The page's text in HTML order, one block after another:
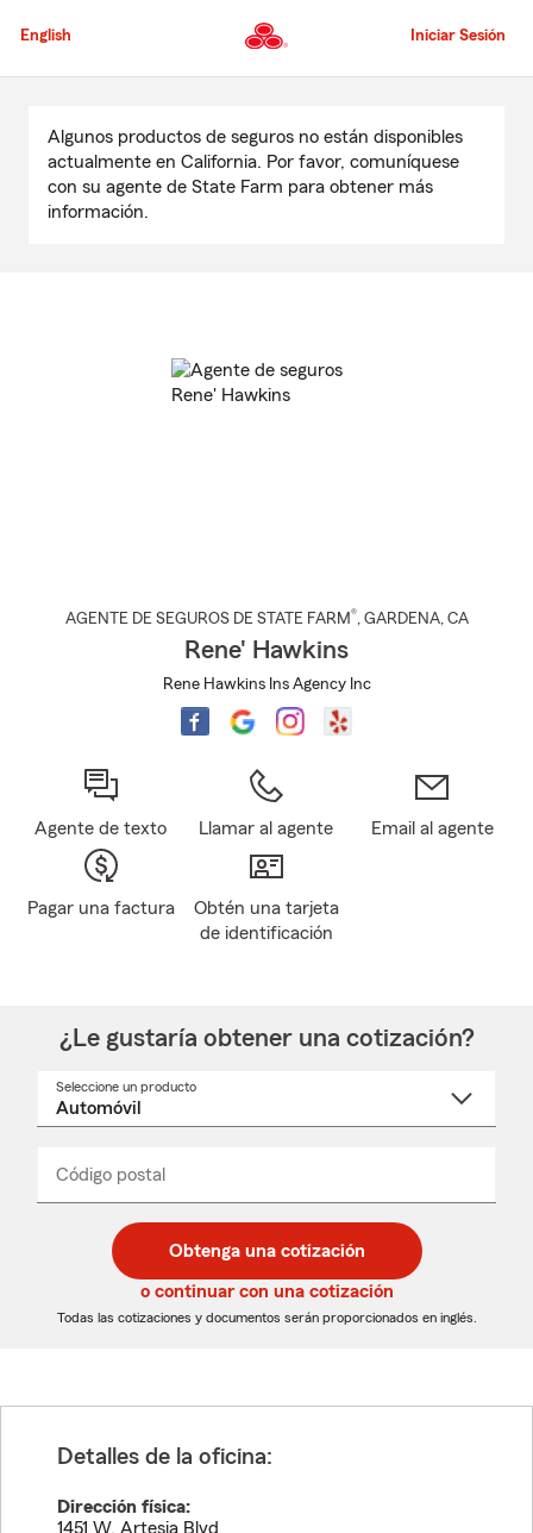
al
principal
English Iniciar Sesión
contenido
principal
Algunos productos de seguros no están disponibles
actualmente en California. Por favor, comuníquese
con su agente de State Farm para obtener más
información.
AGENTE DE SEGUROS DE STATE FARM®, GARDENA, CA
Rene' Hawkins
Rene Hawkins Ins Agency Inc
Agente de texto Llamar al agente Email al agente
Pagar una factura
Obtén una tarjeta
de identificación
¿Le gustaría obtener una cotización?
Seleccione un producto
desplegable
Código postal
de
5
dígitos
de
5
dígitos
_____
Obtenga una cotización
o continuar con una cotización
Todas las cotizaciones y documentos serán proporcionados en inglés.
Detalles de la oficina:
Dirección física:
1451 W. Artesia Blvd